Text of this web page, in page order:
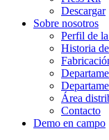
Descargar
Sobre nosotros
Perfil de
Historia
Área
Contacto
Demo en campo